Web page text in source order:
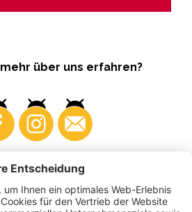
über uns erfahren?
Produzenten